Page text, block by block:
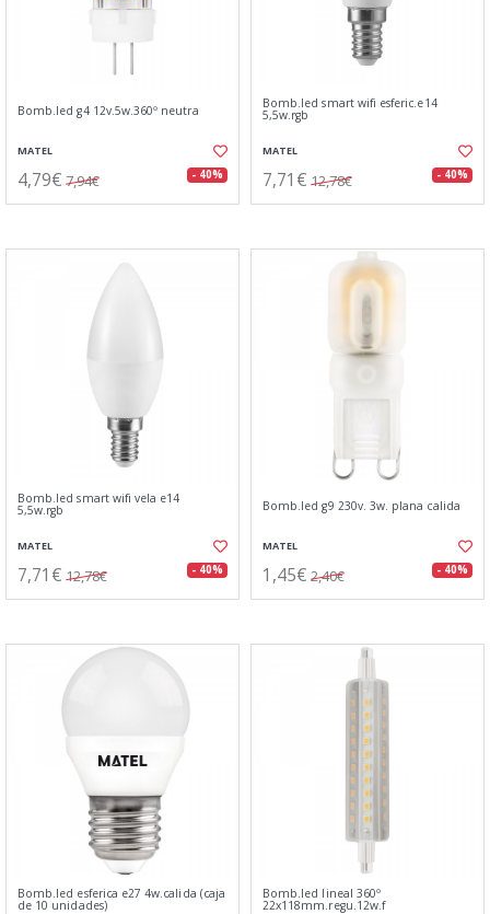
Bomb.led g4 12v.5w.360º neutra
MATEL
4,79€ 7,94€ - 40%
Bomb.led smart wifi esferic.e14
5,5w.rgb
MATEL
7,71€ 12,78€ - 40%
Bomb.led smart wifi vela e14
5,5w.rgb
MATEL
7,71€ 12,78€ - 40%
Bomb.led g9 230v. 3w. plana calida
MATEL
1,45€ 2,40€ - 40%
Bomb.led esferica e27 4w.calida (caja
de 10 unidades)
Bomb.led lineal 360º
22x118mm.regu.12w.f